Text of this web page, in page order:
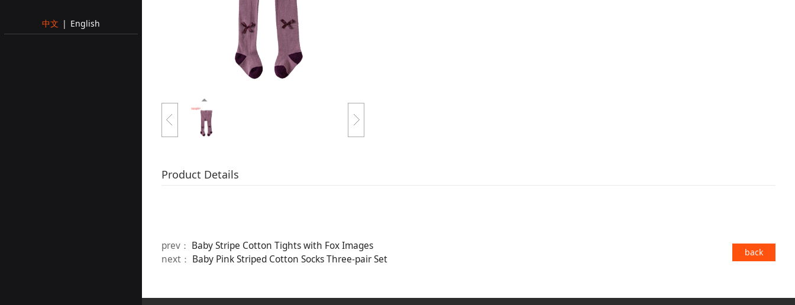
中文 | English
Product Details
prev： Baby Stripe Cotton Tights with Fox Images
next： Baby Pink Striped Cotton Socks Three-pair Set
back